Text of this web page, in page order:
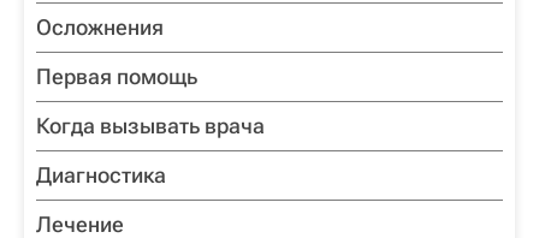
Осложнения
Первая помощь
Когда вызывать врача
Диагностика
Лечение